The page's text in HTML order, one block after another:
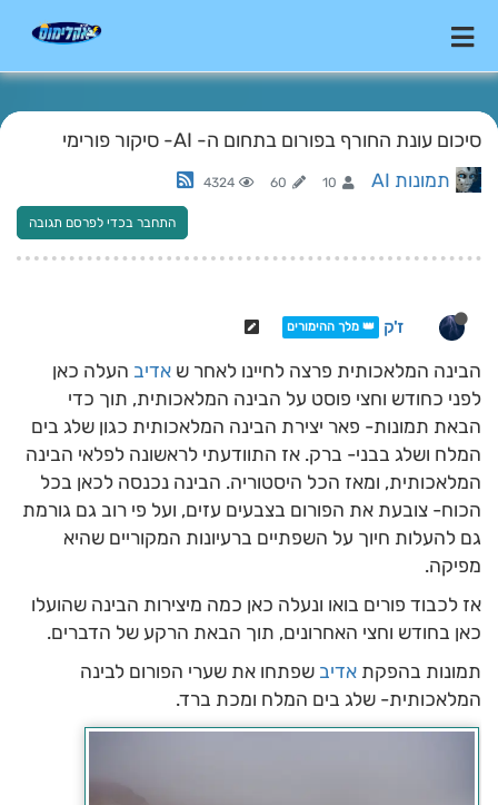
סיכום עונת החורף בפורום בתחום ה- AI- סיקור פורימי
תמונות AI 10
60
4324
התחבר בכדי לפרסם תגובה
ז'ק 👑 מלך ההימורים
הבינה המלאכותית פרצה לחיינו לאחר ש אדיב העלה כאן
לפני כחודש וחצי פוסט על הבינה המלאכותית, תוך כדי
הבאת תמונות- פאר יצירת הבינה המלאכותית כגון שלג בים
המלח ושלג בבני- ברק. אז התוודעתי לראשונה לפלאי הבינה
המלאכותית, ומאז הכל היסטוריה. הבינה נכנסה לכאן בכל
הכוח- צובעת את הפורום בצבעים עזים, ועל פי רוב גם גורמת
גם להעלות חיוך על השפתיים ברעיונות המקוריים שהיא
מפיקה.
אז לכבוד פורים בואו ונעלה כאן כמה מיצירות הבינה שהועלו
כאן בחודש וחצי האחרונים, תוך הבאת הרקע של הדברים.
תמונות בהפקת אדיב שפתחו את שערי הפורום לבינה
המלאכותית- שלג בים המלח ומכת ברד.